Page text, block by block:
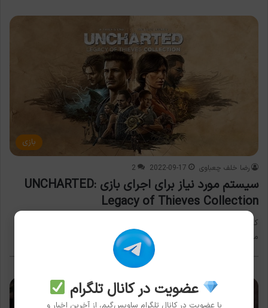
بازی
رضا خلف چعباوی 2022-09-17
2
سیستم مورد نیاز برای اجرای بازی UNCHARTED:
Legacy of Thieves Collection
کالکشن آنچارتد بالأخره به کامپیوتر رسید. کاربران کامپیوتر می‌توانند
ماجراجویی نیتن دریک و کلوئی فریزر را با بالاترین کیفیت ممکن…
عضویت در کانال تلگرام
با عضویت در کانال تلگرام ساویس‌گیم، از آخرین اخبار و